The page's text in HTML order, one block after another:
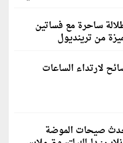
ساحرة مع فساتين
من ترينديول
لارتداء الساعات
صيحات الموضة